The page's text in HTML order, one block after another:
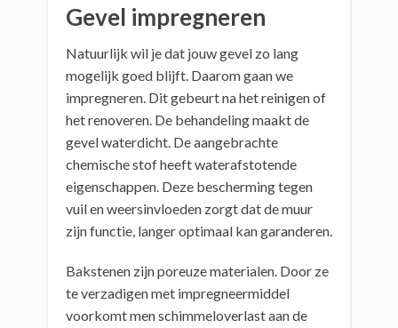
Gevel impregneren
Natuurlijk wil je dat jouw gevel zo lang
mogelijk goed blijft. Daarom gaan we
impregneren. Dit gebeurt na het reinigen of
het renoveren. De behandeling maakt de
gevel waterdicht. De aangebrachte
chemische stof heeft waterafstotende
eigenschappen. Deze bescherming tegen
vuil en weersinvloeden zorgt dat de muur
zijn functie, langer optimaal kan garanderen.
Bakstenen zijn poreuze materialen. Door ze
te verzadigen met impregneermiddel
voorkomt men schimmeloverlast aan de